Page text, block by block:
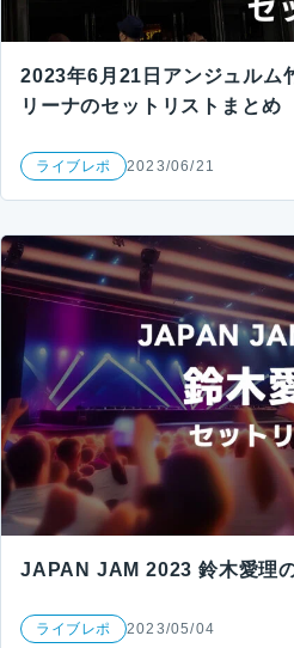
2023年6月21日アンジュルム
リーナのセットリストまとめ
ライブレポ 2023/06/21
JAPAN JAM 2023 鈴木愛理
ライブレポ 2023/05/04